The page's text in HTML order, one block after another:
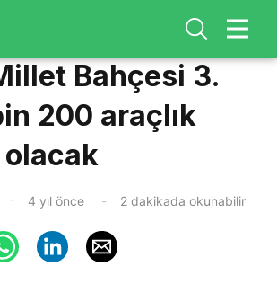
Bahçesi 3.
200 araçlık
4 yıl önce 2 dakikada okunabilir